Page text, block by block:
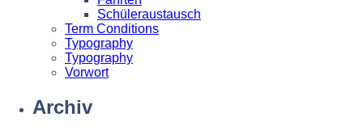
Schüleraustausch
Term Conditions
Typography
Typography
Vorwort
Archiv